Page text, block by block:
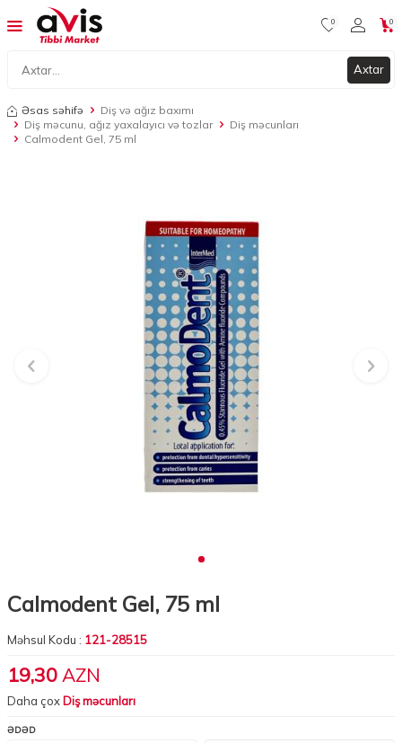
Axtar
0 0
Əsas səhifə
Diş və ağız baxımı
Diş məcunu, ağız yaxalayıcı və tozlar
Diş məcunları
Calmodent Gel, 75 ml
Calmodent Gel, 75 ml
Məhsul Kodu : 121-28515
19,30 AZN
Daha çox Diş məcunları
ƏDƏD